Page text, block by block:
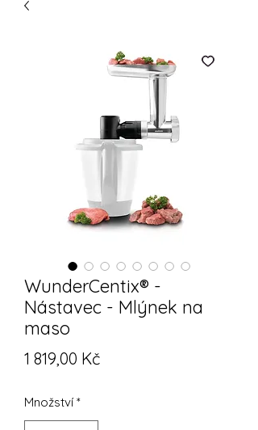
WunderCentix® -
Nástavec - Mlýnek na
maso
1 819,00 KčCena
Množství *